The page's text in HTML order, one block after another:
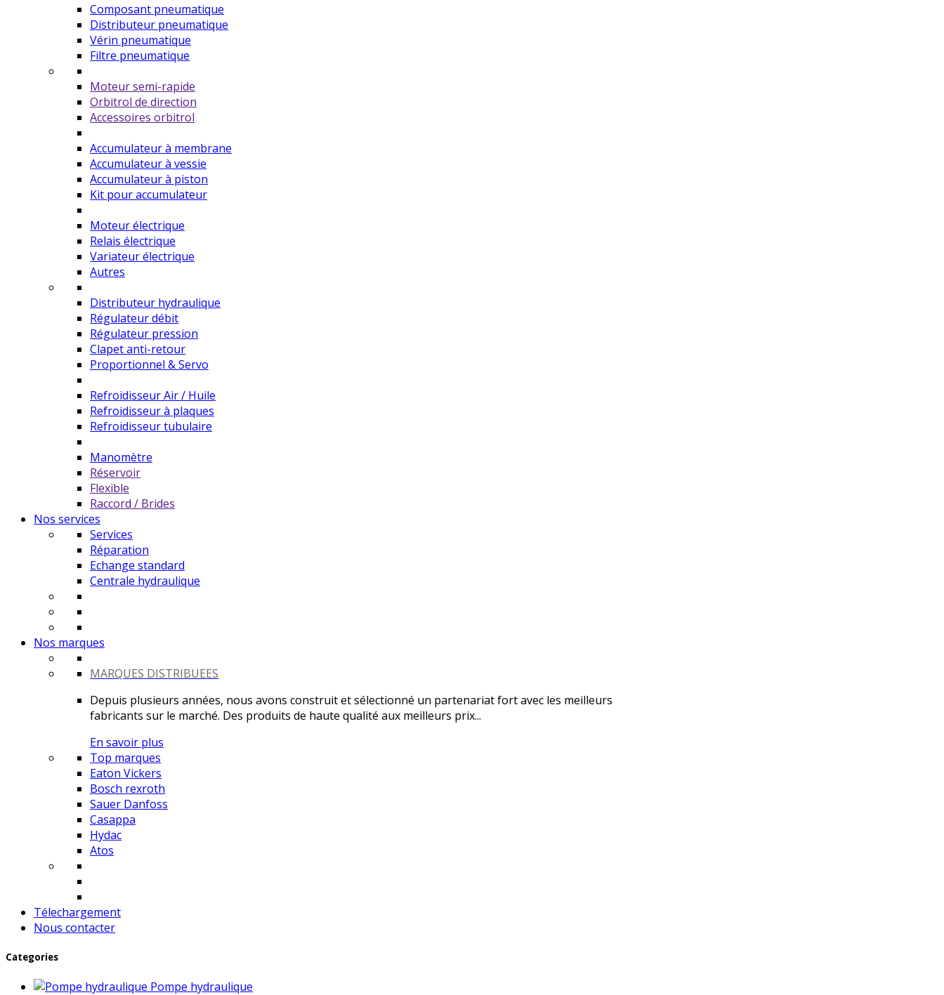
Composant pneumatique
Distributeur pneumatique
Vérin pneumatique
Filtre pneumatique
Moteur semi-rapide
Orbitrol de direction
Accessoires orbitrol
Accumulateur à membrane
Accumulateur à vessie
Accumulateur à piston
Kit pour accumulateur
Moteur électrique
Relais électrique
Variateur électrique
Autres
Distributeur hydraulique
Régulateur débit
Régulateur pression
Clapet anti-retour
Proportionnel & Servo
Refroidisseur Air / Huile
Refroidisseur à plaques
Refroidisseur tubulaire
Manomètre
Réservoir
Flexible
Raccord / Brides
Nos services
Services
Réparation
Echange standard
Centrale hydraulique
Nos marques
MARQUES DISTRIBUEES
Depuis plusieurs années, nous avons construit et sélectionné un partenariat fort avec les meilleurs
fabricants sur le marché. Des produits de haute qualité aux meilleurs prix...
En savoir plus
Top marques
Eaton Vickers
Bosch rexroth
Sauer Danfoss
Casappa
Hydac
Atos
Télechargement
Nous contacter
Categories
Pompe hydraulique